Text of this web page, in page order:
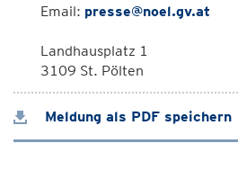
Email: presse@noel.gv.at
Landhausplatz 1
3109 St. Pölten
Meldung als PDF speichern